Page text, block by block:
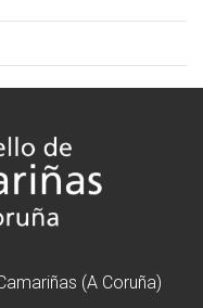
(A Coruña)